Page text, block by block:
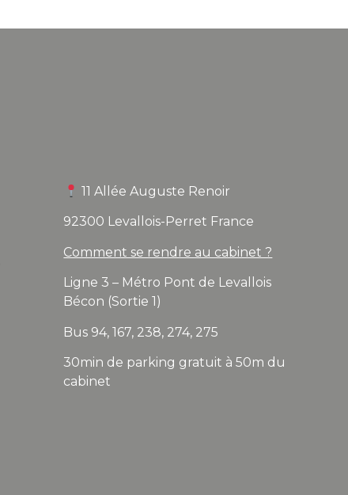
11 Allée Auguste Renoir
92300 Levallois-Perret France
Comment se rendre au cabinet ?
Ligne 3 – Métro Pont de Levallois
Bécon (Sortie 1)
Bus 94, 167, 238, 274, 275
30min de parking gratuit à 50m du
cabinet